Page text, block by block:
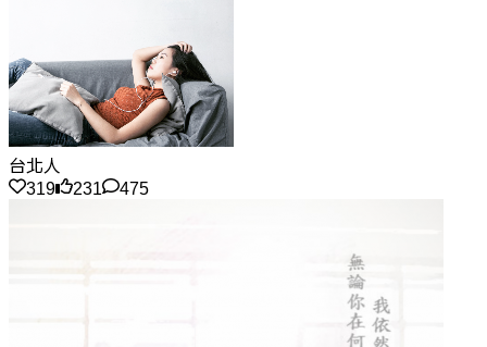
台北人
319
231 475